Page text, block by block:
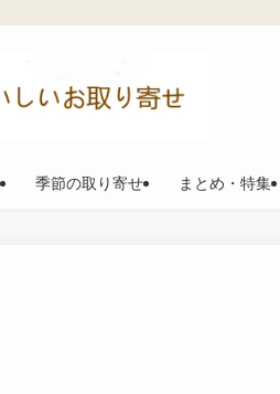
季節の取り寄せ まとめ・特集